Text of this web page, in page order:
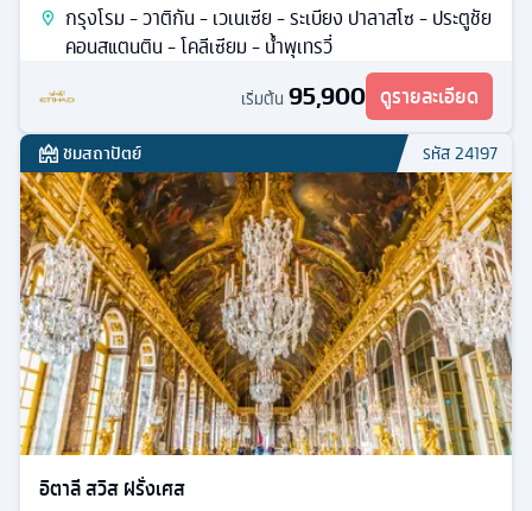
กรุงโรม - วาติกัน - เวเนเซีย - ระเบียง ปาลาสโซ - ประตูชัย
คอนสแตนติน - โคลีเซียม - น้ำพุเทรวี่
เริ่มต้น 95,900 ดูรายละเอียด
ชมสถาปัตย์ รหัส24197
อิตาลี สวิส ฝรั่งเศส